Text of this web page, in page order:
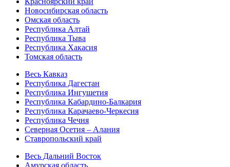
Новосибирская область
Омская область
Республика Алтай
Республика Тыва
Республика Хакасия
Томская область
Весь Кавказ
Республика Дагестан
Республика Ингушетия
Республика Кабардино-Балкария
Республика Карачаево-Черкесия
Республика Чечня
Северная Осетия – Алания
Ставропольский край
Весь Дальний Восток
Амурская область